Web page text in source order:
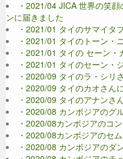
・2021/04 JICA 世界の笑
ンに届きました
・2021/01 タイのサマイタ
・2021/01 タイのトーン・
・2021/01 タイの セーン
・2021/01 タイのセーン・
・2020/09 タイのラ・シリ
・2020/09 タイのカオさん
・2020/09 タイのアナンさ
・2020/08 カンボジアのグ
・2020/08カンボジアのコ
・2020/08カンボジアのセ
・2020/08 カンボジアのダ